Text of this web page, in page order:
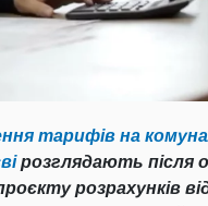
тарифів на
розглядають після
розрахунків